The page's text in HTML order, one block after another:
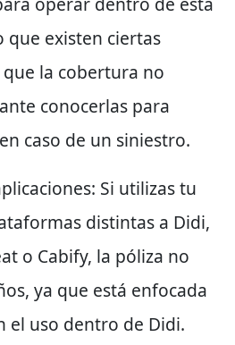
existen ciertas
la cobertura no
conocerlas para
caso de un siniestro.
Si utilizas tu
distintas a Didi,
o Cabify, la póliza no
ya que está enfocada
el uso dentro de Didi.